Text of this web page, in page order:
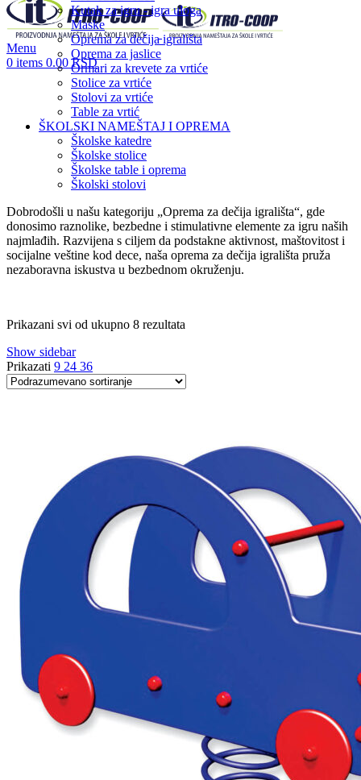
Menu
0 items 0.00RSD
Kutak za igru - igra uloga
Maske
Oprema za dečija igrališta
Oprema za jaslice
Ormari za krevete za vrtiće
Stolice za vrtiće
Stolovi za vrtiće
Table za vrtić
ŠKOLSKI NAMEŠTAJ I OPREMA
Školske katedre
Školske stolice
Školske table i oprema
Školski stolovi
Dobrodošli u našu kategoriju „Oprema za dečija igrališta“, gde
donosimo raznolike, bezbedne i stimulativne elemente za igru naših
najmlađih. Razvijena s ciljem da podstakne aktivnost, maštovitost i
socijalne veštine kod dece, naša oprema za dečija igrališta pruža
nezaboravna iskustva u bezbednom okruženju.
Prikazani svi od ukupno 8 rezultata
Show sidebar
Prikazati 9 24 36